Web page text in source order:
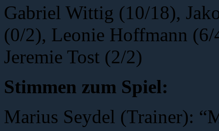
Gabriel Wittig (10/18),
(0/2), Leonie Hoffmann
Jeremie Tost (2/2)
Stimmen zum Spiel:
Marius Seydel (Trainer):